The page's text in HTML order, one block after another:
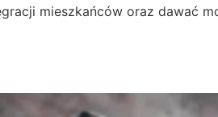
mieszkańców oraz dawać